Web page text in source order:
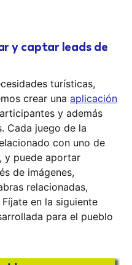
y captar leads de
turísticas,
crear una aplicación
y además
Cada juego de la
con uno de
y puede aportar
de imágenes,
relacionadas,
en la siguiente
para el pueblo